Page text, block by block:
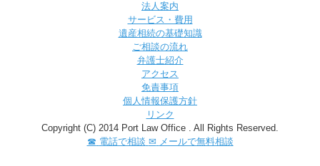
法人案内
サービス・費用
遺産相続の基礎知識
ご相談の流れ
弁護士紹介
アクセス
免責事項
個人情報保護方針
リンク
Copyright (C) 2014 Port Law Office . All Rights Reserved.
☎ 電話で相談 ✉ メールで無料相談